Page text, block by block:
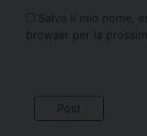
Salva il mio nome,
browser per la